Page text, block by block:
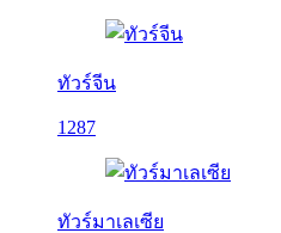
ทัวร์จีน
1287
ทัวร์มาเลเซีย